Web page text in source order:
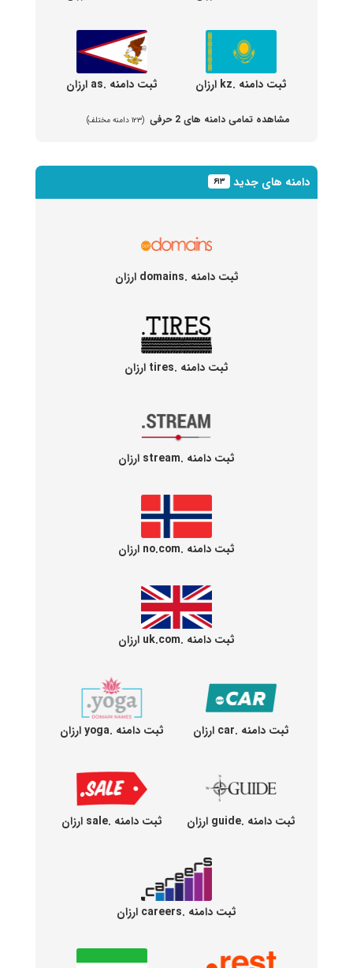
ثبت دامنه .kz ارزان ثبت دامنه .as ارزان
مشاهده تمامی دامنه های 2 حرفی (۱۲۳ دامنه مختلف)
دامنه های جدید ۶۱۳
ثبت دامنه .domains ارزان
ثبت دامنه .tires ارزان
ثبت دامنه .stream ارزان
ثبت دامنه .no.com ارزان
ثبت دامنه .uk.com ارزان
ثبت دامنه .car ارزان ثبت دامنه .yoga ارزان
ثبت دامنه .guide ارزان ثبت دامنه .sale ارزان
ثبت دامنه .careers ارزان